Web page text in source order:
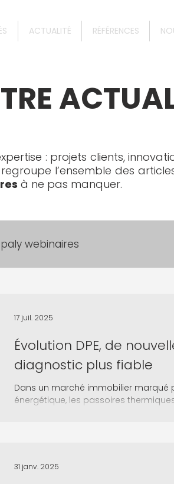
ACTUALITÉ RÉFÉRENCES
: projets clients,
regroupe l’ensemble des
à ne pas manquer.
webinaires
Évolution DPE, de
diagnostic plus fiable
Dans un marché immobilier marqué
énergétique, les passoires
17 juil. 2025
31 janv. 2025